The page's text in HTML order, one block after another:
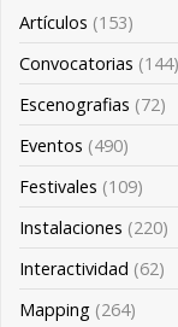
Artículos (153)
Convocatorias (144)
Escenografias (72)
Eventos (490)
Festivales (109)
Instalaciones (220)
Interactividad (62)
Mapping (264)